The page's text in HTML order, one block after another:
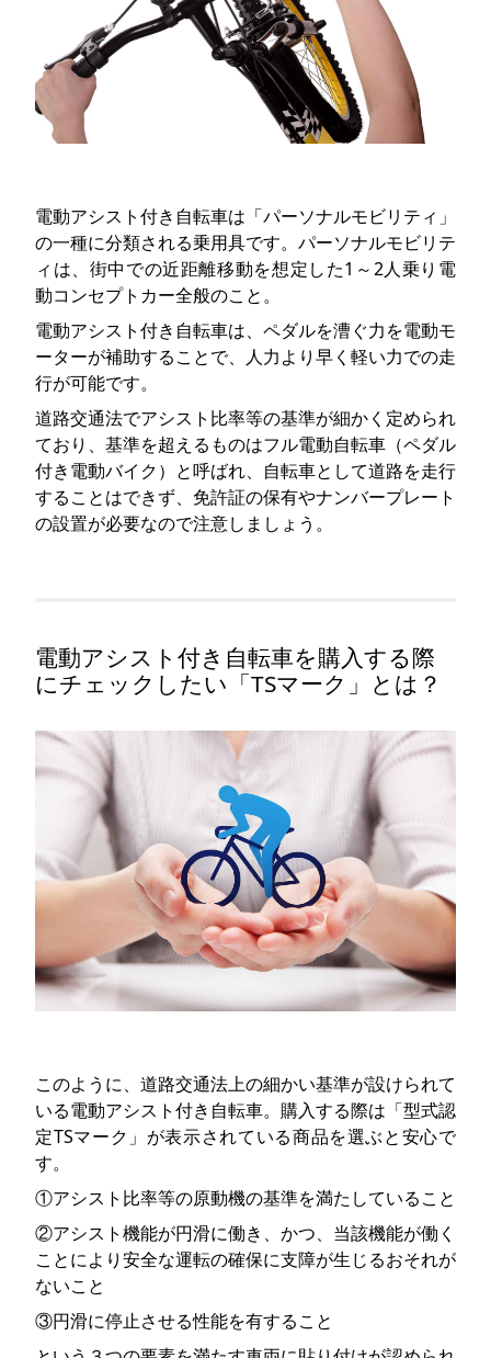
電動アシスト付き自転車は「パーソナルモビリティ」
の一種に分類される乗用具です。パーソナルモビリテ
ィは、街中での近距離移動を想定した1～2人乗り電
動コンセプトカー全般のこと。
電動アシスト付き自転車は、ペダルを漕ぐ力を電動モ
ーターが補助することで、人力より早く軽い力での走
行が可能です。
道路交通法でアシスト比率等の基準が細かく定められ
ており、基準を超えるものはフル電動自転車（ペダル
付き電動バイク）と呼ばれ、自転車として道路を走行
することはできず、免許証の保有やナンバープレート
の設置が必要なので注意しましょう。
電動アシスト付き自転車を購入する際
にチェックしたい「TSマーク」とは？
このように、道路交通法上の細かい基準が設けられて
いる電動アシスト付き自転車。購入する際は「型式認
定TSマーク」が表示されている商品を選ぶと安心で
す。
①アシスト比率等の原動機の基準を満たしていること
②アシスト機能が円滑に働き、かつ、当該機能が働く
ことにより安全な運転の確保に支障が生じるおそれが
ないこと
③円滑に停止させる性能を有すること